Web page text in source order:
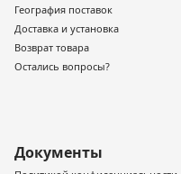
География поставок
Доставка и установка
Возврат товара
Остались вопросы?
Документы